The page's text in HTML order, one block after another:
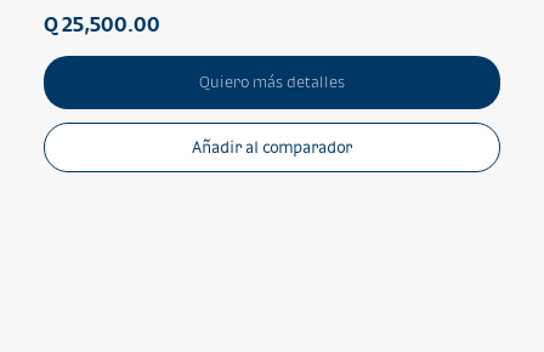
Q 25,500.00
Quiero más detalles
Añadir al comparador